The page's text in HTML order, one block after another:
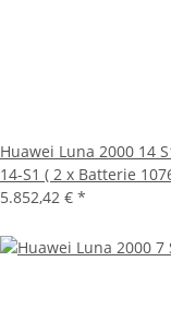
Huawei Luna 2000 14
14-S1 ( 2 x Batterie
5.852,42 € *